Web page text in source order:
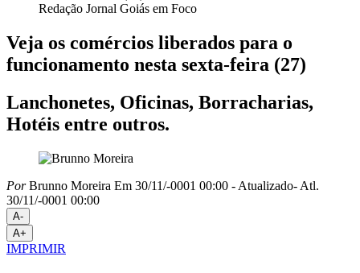
Redação Jornal Goiás em Foco
Veja os comércios liberados para o
funcionamento nesta sexta-feira (27)
Lanchonetes, Oficinas, Borracharias,
Hotéis entre outros.
PorBrunno Moreira Em 30/11/-0001 00:00 - Atualizado- Atl.
30/11/-0001 00:00
A-
A+
IMPRIMIR